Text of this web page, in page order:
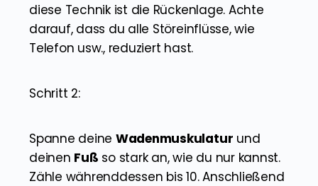
diese Technik ist die Rückenlage. Achte
darauf, dass du alle Störeinflüsse, wie
Telefon usw., reduziert hast.
Schritt 2:
Spanne deine Wadenmuskulatur und
deinen Fuß so stark an, wie du nur kannst.
Zähle währenddessen bis 10. Anschließend